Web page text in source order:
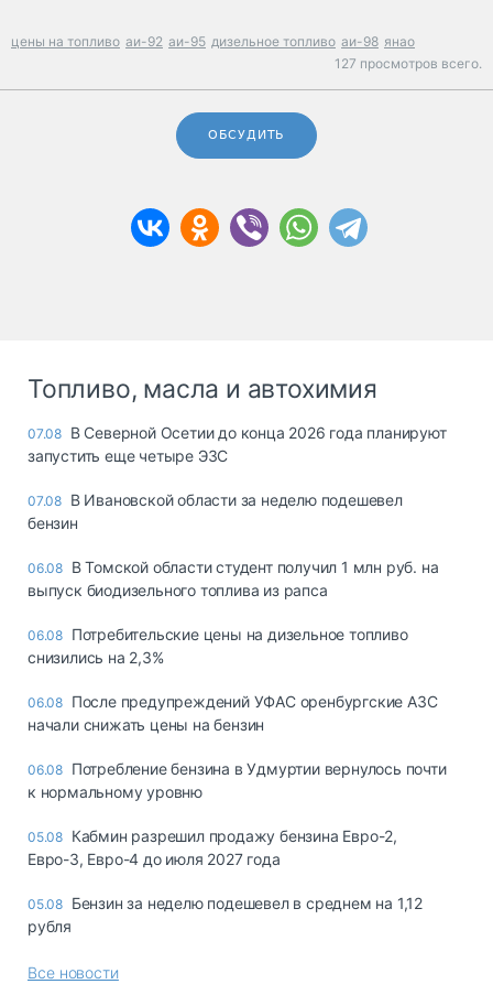
цены на топливо аи-92 аи-95 дизельное топливо аи-98 янао
127 просмотров всего.
ОБСУДИТЬ
Топливо, масла и автохимия
07.08 В Северной Осетии до конца 2026 года планируют
запустить еще четыре ЭЗС
07.08 В Ивановской области за неделю подешевел
бензин
06.08 В Томской области студент получил 1 млн руб. на
выпуск биодизельного топлива из рапса
06.08 Потребительские цены на дизельное топливо
снизились на 2,3%
06.08 После предупреждений УФАС оренбургские АЗС
начали снижать цены на бензин
06.08 Потребление бензина в Удмуртии вернулось почти
к нормальному уровню
05.08 Кабмин разрешил продажу бензина Евро-2,
Евро-3, Евро-4 до июля 2027 года
05.08 Бензин за неделю подешевел в среднем на 1,12
рубля
Все новости